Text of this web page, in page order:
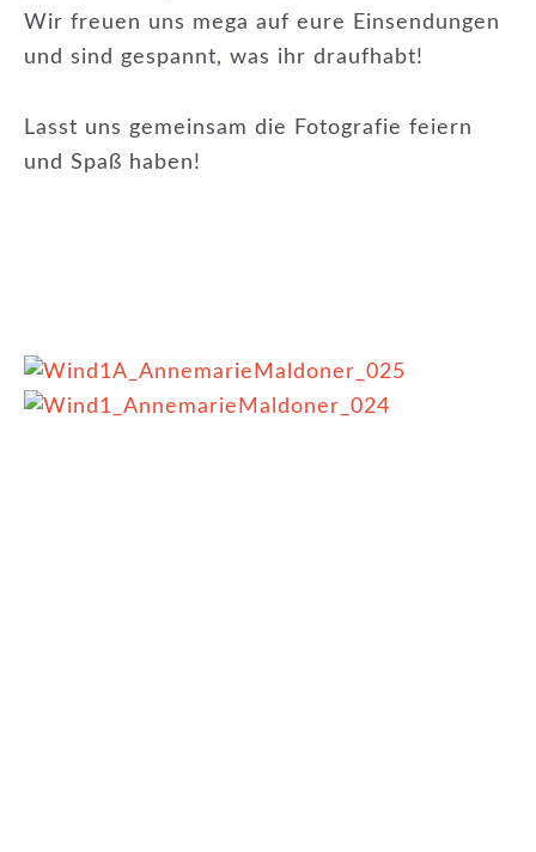
Wir freuen uns mega auf eure Einsendungen
und sind gespannt, was ihr draufhabt!
Lasst uns gemeinsam die Fotografie feiern
und Spaß haben!